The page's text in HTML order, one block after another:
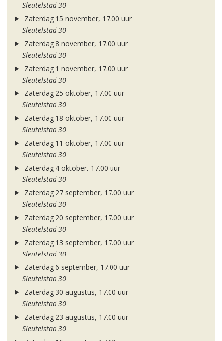
Sleutelstad 30
Zaterdag 15 november, 17.00 uur
Sleutelstad 30
Zaterdag 8 november, 17.00 uur
Sleutelstad 30
Zaterdag 1 november, 17.00 uur
Sleutelstad 30
Zaterdag 25 oktober, 17.00 uur
Sleutelstad 30
Zaterdag 18 oktober, 17.00 uur
Sleutelstad 30
Zaterdag 11 oktober, 17.00 uur
Sleutelstad 30
Zaterdag 4 oktober, 17.00 uur
Sleutelstad 30
Zaterdag 27 september, 17.00 uur
Sleutelstad 30
Zaterdag 20 september, 17.00 uur
Sleutelstad 30
Zaterdag 13 september, 17.00 uur
Sleutelstad 30
Zaterdag 6 september, 17.00 uur
Sleutelstad 30
Zaterdag 30 augustus, 17.00 uur
Sleutelstad 30
Zaterdag 23 augustus, 17.00 uur
Sleutelstad 30